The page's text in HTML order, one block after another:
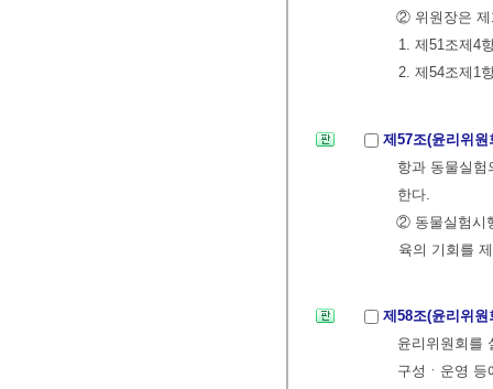
② 위원장은 제
1. 제51조제4
2. 제54조제1
제57조(윤리위
항과 동물실
한다.
② 동물실험시
육의 기회를
제58조(윤리위
윤리위원회를
구성ㆍ운영